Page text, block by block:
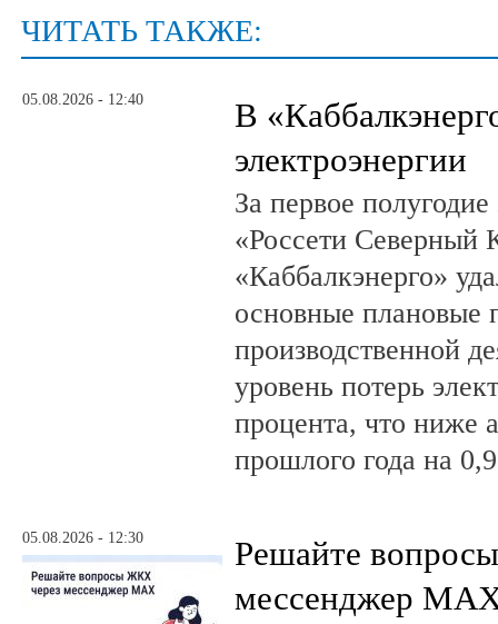
ЧИТАТЬ ТАКЖЕ:
05.08.2026 - 12:40
В
электроэнергии
За первое
«Россети Северный
«Каббалкэнерго»
основные плановые
производственной
уровень потерь
процента, что ниже
прошлого года на
05.08.2026 - 12:30
Решайте
мессенджер